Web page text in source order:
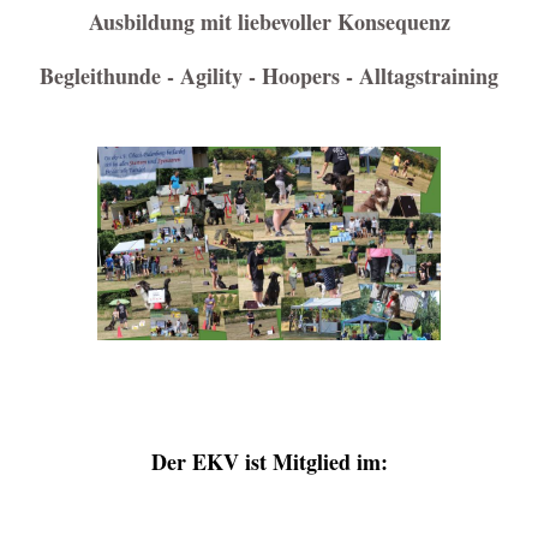
Ausbildung mit liebevoller Konsequenz
Begleithunde - Agility - Hoopers - Alltagstraining
Der EKV ist Mitglied im: